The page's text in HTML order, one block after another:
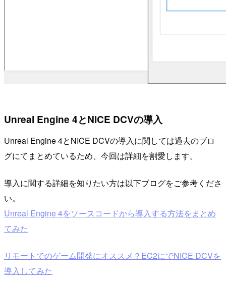
Unreal Engine 4とNICE DCVの導入
Unreal Engine 4とNICE DCVの導入に関しては過去のブロ
グにてまとめているため、今回は詳細を割愛します。
導入に関する詳細を知りたい方は以下ブログをご参考くださ
い。
Unreal Engine 4をソースコードから導入する方法をまとめ
てみた
リモートでのゲーム開発にオススメ？EC2にでNICE DCVを
導入してみた